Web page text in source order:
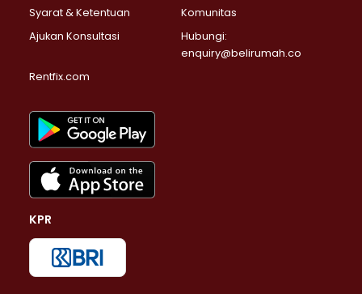
Syarat & Ketentuan
Komunitas
Ajukan Konsultasi
Hubungi:
enquiry@belirumah.co
Rentfix.com
KPR